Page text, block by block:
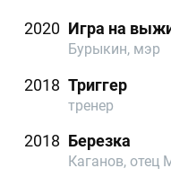
2020 Игра на
Бурыкин, мэр
2018 Триггер
тренер
2018 Березка
Каганов, отец